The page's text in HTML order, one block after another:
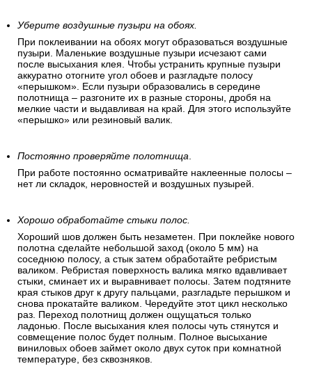
Уберите воздушные пузыри на обоях.
При поклеивании на обоях могут образоваться воздушные
пузыри. Маленькие воздушные пузыри исчезают сами
после высыхания клея. Чтобы устранить крупные пузыри
аккуратно отогните угол обоев и разгладьте полосу
«перышком». Если пузыри образовались в середине
полотнища – разгоните их в разные стороны, дробя на
мелкие части и выдавливая на край. Для этого используйте
«перышко» или резиновый валик.
Постоянно проверяйте полотнища.
При работе постоянно осматривайте наклеенные полосы –
нет ли складок, неровностей и воздушных пузырей.
Хорошо обработайте стыки полос.
Хороший шов должен быть незаметен. При поклейке нового
полотна сделайте небольшой заход (около 5 мм) на
соседнюю полосу, а стык затем обработайте ребристым
валиком. Ребристая поверхность валика мягко вдавливает
стыки, сминает их и выравнивает полосы. Затем подтяните
края стыков друг к другу пальцами, разгладьте перышком и
снова прокатайте валиком. Чередуйте этот цикл несколько
раз. Переход полотнищ должен ощущаться только
ладонью. После высыхания клея полосы чуть стянутся и
совмещение полос будет полным. Полное высыхание
виниловых обоев займет около двух суток при комнатной
температуре, без сквозняков.